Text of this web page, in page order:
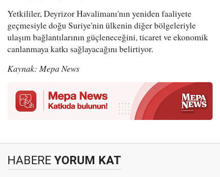
Yetkililer, Deyrizor Havalimanı'nın yeniden faaliyete
geçmesiyle doğu Suriye'nin ülkenin diğer bölgeleriyle
ulaşım bağlantılarının güçleneceğini, ticaret ve ekonomik
canlanmaya katkı sağlayacağını belirtiyor.
Kaynak: Mepa News
HABERE YORUM KAT